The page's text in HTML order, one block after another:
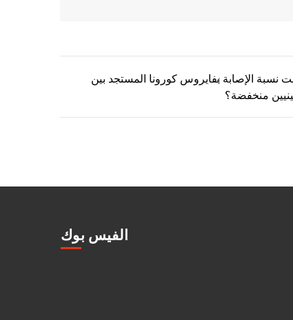
نسبة الإصابة بفايروس كورونا المستجد بين
منخفضة؟
الفيس بوك